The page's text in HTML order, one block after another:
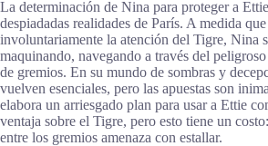
La determinación de Nina para proteger a
despiadadas realidades de París. A medida
involuntariamente la atención del Tigre, Nina
maquinando, navegando a través del
de gremios. En su mundo de sombras y
vuelven esenciales, pero las apuestas son
elabora un arriesgado plan para usar a Ettie
ventaja sobre el Tigre, pero esto tiene un
entre los gremios amenaza con estallar.